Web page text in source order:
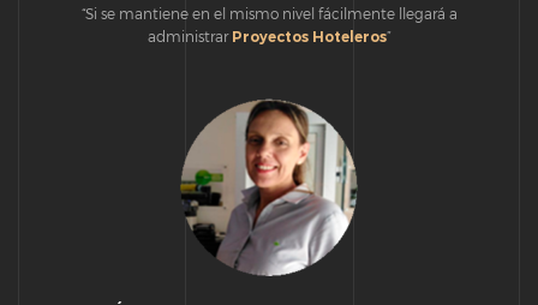
“Si se mantiene en el mismo nivel fácilmente llegará a
administrar Proyectos Hoteleros”